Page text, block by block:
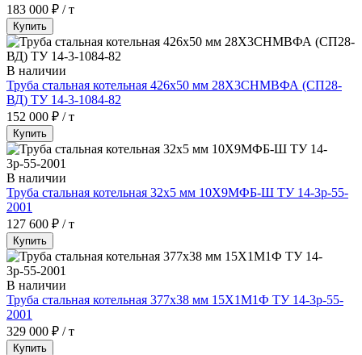
183 000 ₽ / т
Купить
В наличии
Труба стальная котельная 426х50 мм 28Х3СНМВФА (СП28-
ВД) ТУ 14-3-1084-82
152 000 ₽ / т
Купить
В наличии
Труба стальная котельная 32х5 мм 10Х9МФБ-Ш ТУ 14-3р-55-
2001
127 600 ₽ / т
Купить
В наличии
Труба стальная котельная 377х38 мм 15Х1М1Ф ТУ 14-3р-55-
2001
329 000 ₽ / т
Купить